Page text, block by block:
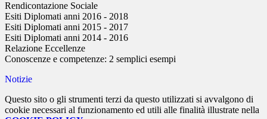
Rendicontazione Sociale
Esiti Diplomati anni 2016 - 2018
Esiti Diplomati anni 2015 - 2017
Esiti Diplomati anni 2014 - 2016
Relazione Eccellenze
Conoscenze e competenze: 2 semplici esempi
Notizie
Questo sito o gli strumenti terzi da questo utilizzati si avvalgono di
cookie necessari al funzionamento ed utili alle finalità illustrate nella